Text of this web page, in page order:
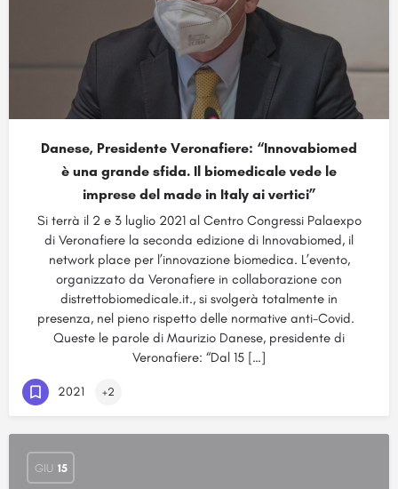
Danese, Presidente Veronafiere: “Innovabiomed
è una grande sfida. Il biomedicale vede le
imprese del made in Italy ai vertici”
Si terrà il 2 e 3 luglio 2021 al Centro Congressi Palaexpo
di Veronafiere la seconda edizione di Innovabiomed, il
network place per l’innovazione biomedica. L’evento,
organizzato da Veronafiere in collaborazione con
distrettobiomedicale.it., si svolgerà totalmente in
presenza, nel pieno rispetto delle normative anti-Covid.
Queste le parole di Maurizio Danese, presidente di
Veronafiere: “Dal 15 […]
2021 +2
GIU 15